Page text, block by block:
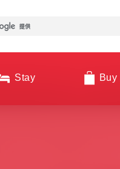
Stay Buy